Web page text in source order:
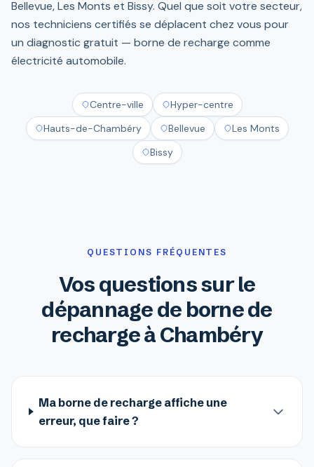
Bellevue, Les Monts et Bissy. Quel que soit votre secteur,
nos techniciens certifiés se déplacent chez vous pour
un diagnostic gratuit — borne de recharge comme
électricité automobile.
Centre-ville
Hyper-centre
Hauts-de-Chambéry
Bellevue
Les Monts
Bissy
QUESTIONS FRÉQUENTES
Vos questions sur le
dépannage de borne de
recharge à Chambéry
Ma borne de recharge affiche une
erreur, que faire ?